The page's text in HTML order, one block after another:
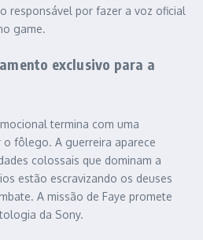
responsável por fazer a voz oficial
game.
exclusivo para a
termina com uma
o fôlego. A guerreira aparece
colossais que dominam a
estão escravizando os deuses
A missão de Faye promete
da Sony.